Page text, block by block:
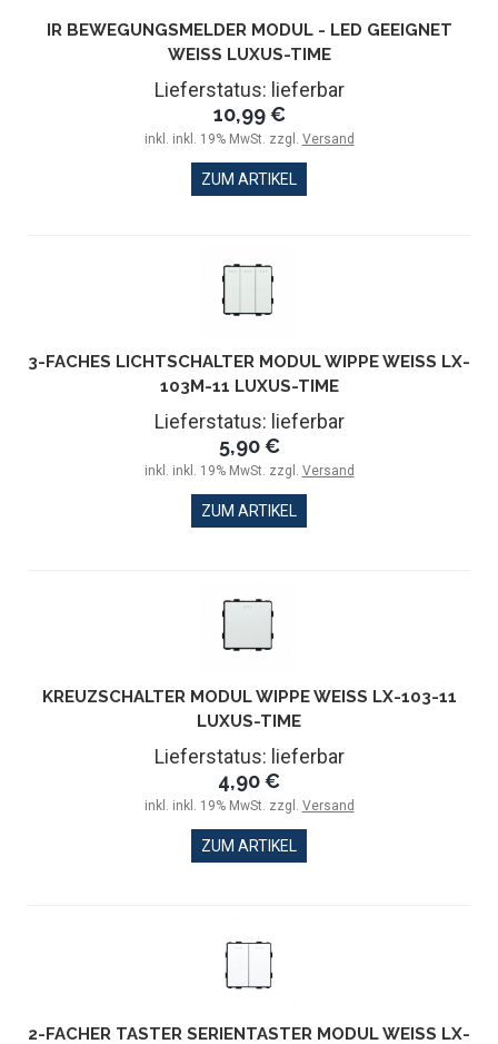
IR BEWEGUNGSMELDER MODUL - LED GEEIGNET
WEISS LUXUS-TIME
Lieferstatus: lieferbar
10,99 €
inkl. inkl. 19% MwSt. zzgl. Versand
ZUM ARTIKEL
3-FACHES LICHTSCHALTER MODUL WIPPE WEISS LX-1
03M-11 LUXUS-TIME
Lieferstatus: lieferbar
5,90 €
inkl. inkl. 19% MwSt. zzgl. Versand
ZUM ARTIKEL
KREUZSCHALTER MODUL WIPPE WEISS LX-103-11 L
UXUS-TIME
Lieferstatus: lieferbar
4,90 €
inkl. inkl. 19% MwSt. zzgl. Versand
ZUM ARTIKEL
2-FACHER TASTER SERIENTASTER MODUL WEISS LX-1